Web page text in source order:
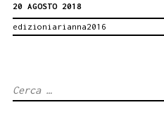
20 AGOSTO 2018
edizioniarianna2016
Ricerca